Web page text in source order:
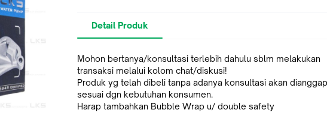
Detail Produk
Mohon bertanya/konsultasi terlebih dahulu sblm melakukan
transaksi melalui kolom chat/diskusi!
Produk yg telah dibeli tanpa adanya konsultasi akan
sesuai dgn kebutuhan konsumen.
Harap tambahkan Bubble Wrap u/ double safety